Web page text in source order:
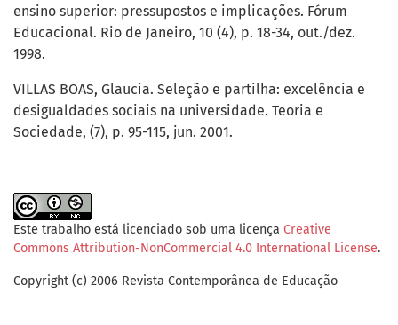
ensino superior: pressupostos e implicações. Fórum
Educacional. Rio de Janeiro, 10 (4), p. 18-34, out./dez.
1998.
VILLAS BOAS, Glaucia. Seleção e partilha: excelência e
desigualdades sociais na universidade. Teoria e
Sociedade, (7), p. 95-115, jun. 2001.
Este trabalho está licenciado sob uma licença Creative
Commons Attribution-NonCommercial 4.0 International License.
Copyright (c) 2006 Revista Contemporânea de Educação